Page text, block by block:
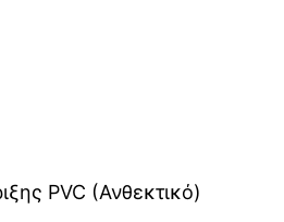
PVC (Ανθεκτικό)